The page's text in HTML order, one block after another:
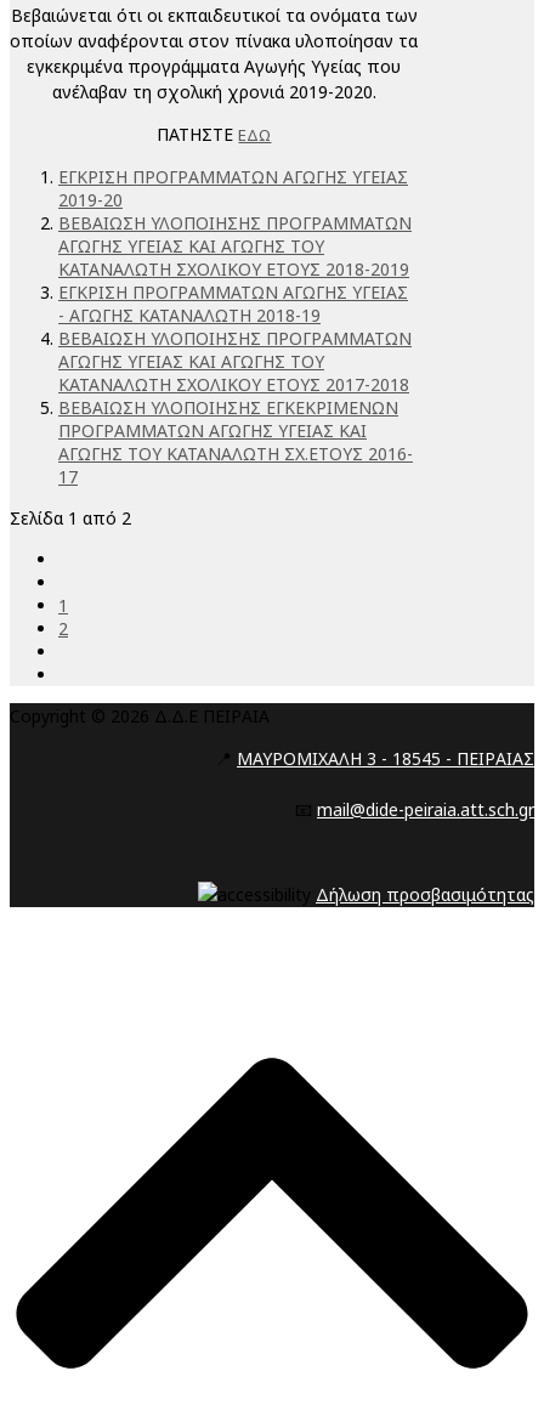
Βεβαιώνεται ότι οι εκπαιδευτικοί τα ονόματα των
οποίων αναφέρονται στον πίνακα υλοποίησαν τα
εγκεκριμένα προγράμματα Αγωγής Υγείας που
ανέλαβαν τη σχολική χρονιά 2019-2020.
ΠΑΤΗΣΤΕΕΔΩ
ΕΓΚΡΙΣΗ ΠΡΟΓΡΑΜΜΑΤΩΝ ΑΓΩΓΗΣ ΥΓΕΙΑΣ
2019-20
ΒΕΒΑΙΩΣΗ ΥΛΟΠΟΙΗΣΗΣ ΠΡΟΓΡΑΜΜΑΤΩΝ
ΑΓΩΓΗΣ ΥΓΕΙΑΣ ΚΑΙ ΑΓΩΓΗΣ ΤΟΥ
ΚΑΤΑΝΑΛΩΤΗ ΣΧΟΛΙΚΟΥ ΕΤΟΥΣ 2018-2019
ΕΓΚΡΙΣΗ ΠΡΟΓΡΑΜΜΑΤΩΝ ΑΓΩΓΗΣ ΥΓΕΙΑΣ
- ΑΓΩΓΗΣ ΚΑΤΑΝΑΛΩΤΗ 2018-19
ΒΕΒΑΙΩΣΗ ΥΛΟΠΟΙΗΣΗΣ ΠΡΟΓΡΑΜΜΑΤΩΝ
ΑΓΩΓΗΣ ΥΓΕΙΑΣ ΚΑΙ ΑΓΩΓΗΣ ΤΟΥ
ΚΑΤΑΝΑΛΩΤΗ ΣΧΟΛΙΚΟΥ ΕΤΟΥΣ 2017-2018
ΒΕΒΑΙΩΣΗ ΥΛΟΠΟΙΗΣΗΣ ΕΓΚΕΚΡΙΜΕΝΩΝ
ΠΡΟΓΡΑΜΜΑΤΩΝ ΑΓΩΓΗΣ ΥΓΕΙΑΣ ΚΑΙ
ΑΓΩΓΗΣ ΤΟΥ ΚΑΤΑΝΑΛΩΤΗ ΣΧ.ΕΤΟΥΣ 2016-
17
Σελίδα 1 από 2
1
2
Copyright © 2026 Δ.Δ.Ε ΠΕΙΡΑΙΑ
📍 ΜΑΥΡΟΜΙΧΑΛΗ 3 - 18545 - ΠΕΙΡΑΙΑΣ
📧 mail@dide-peiraia.att.sch.gr
Δήλωση προσβασιμότητας